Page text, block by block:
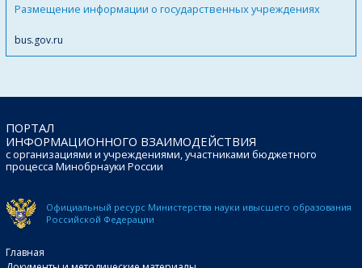
Размещение информации о государственных учреждениях
bus.gov.ru
ПОРТАЛ
ИНФОРМАЦИОННОГО ВЗАИМОДЕЙСТВИЯ
с организациями и учреждениями, участниками бюджетного
процесса Минобрнауки России
Официальный ресурс Министерства науки ивысшего образования
Российской Федерации
Главная